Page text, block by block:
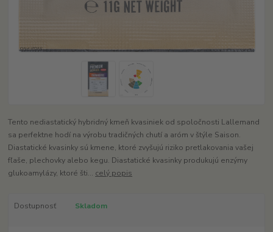
Tento nediastatický hybridný kmeň kvasiniek od spoločnosti Lallemand
sa perfektne hodí na výrobu tradičných chutí a aróm v štýle Saison.
Diastatické kvasinky sú kmene, ktoré zvyšujú riziko pretlakovania vašej
fľaše, plechovky alebo kegu. Diastatické kvasinky produkujú enzýmy
glukoamylázy, ktoré šti... celý popis
Dostupnosť Skladom